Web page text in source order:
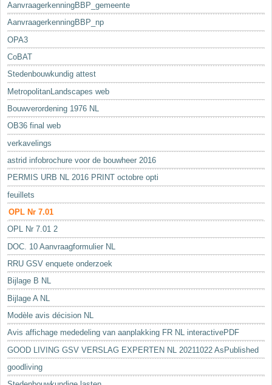
AanvraagerkenningBBP_gemeente
AanvraagerkenningBBP_np
OPA3
CoBAT
Stedenbouwkundig attest
MetropolitanLandscapes web
Bouwverordening 1976 NL
OB36 final web
verkavelings
astrid infobrochure voor de bouwheer 2016
PERMIS URB NL 2016 PRINT octobre opti
feuillets
OPL Nr 7.01
OPL Nr 7.01 2
DOC. 10 Aanvraagformulier NL
RRU GSV enquete onderzoek
Bijlage B NL
Bijlage A NL
Modèle avis décision NL
Avis affichage mededeling van aanplakking FR NL interactivePDF
GOOD LIVING GSV VERSLAG EXPERTEN NL 20211022 AsPublished
goodliving